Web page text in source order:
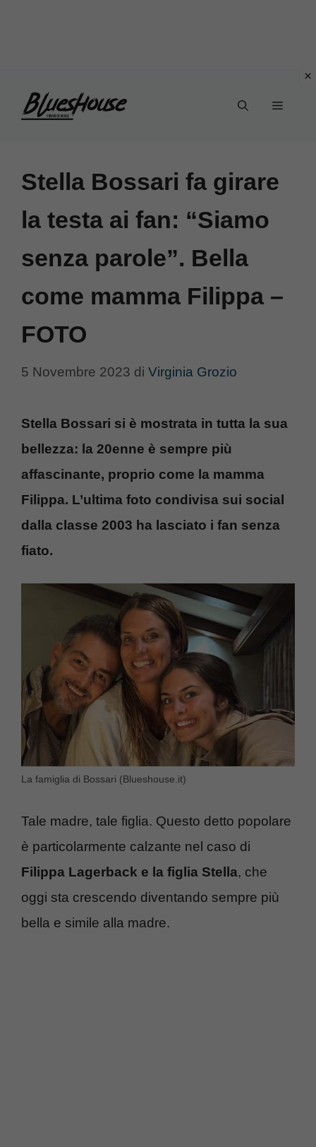
Menu
Stella Bossari fa girare
la testa ai fan: “Siamo
senza parole”. Bella
come mamma Filippa –
FOTO
5 Novembre 2023 di Virginia Grozio
Stella Bossari si è mostrata in tutta la sua
bellezza: la 20enne è sempre più
affascinante, proprio come la mamma
Filippa. L’ultima foto condivisa sui social
dalla classe 2003 ha lasciato i fan senza
fiato.
La famiglia di Bossari (Blueshouse.it)
Tale madre, tale figlia. Questo detto popolare
è particolarmente calzante nel caso di
Filippa Lagerback e la figlia Stella, che
oggi sta crescendo diventando sempre più
bella e simile alla madre.